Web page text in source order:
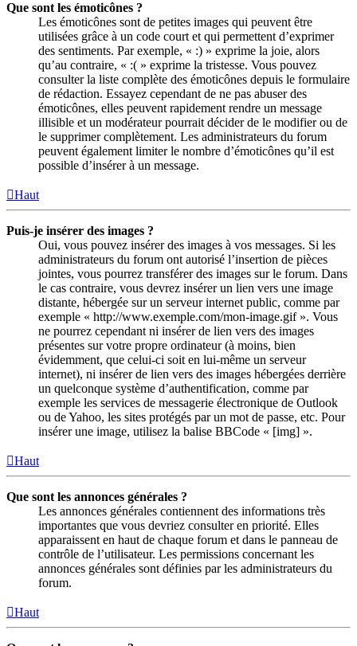
Que sont les émoticônes ?
Les émoticônes sont de petites images qui peuvent être
utilisées grâce à un code court et qui permettent d’exprimer
des sentiments. Par exemple, « :) » exprime la joie, alors
qu’au contraire, « :( » exprime la tristesse. Vous pouvez
consulter la liste complète des émoticônes depuis le formulaire
de rédaction. Essayez cependant de ne pas abuser des
émoticônes, elles peuvent rapidement rendre un message
illisible et un modérateur pourrait décider de le modifier ou de
le supprimer complètement. Les administrateurs du forum
peuvent également limiter le nombre d’émoticônes qu’il est
possible d’insérer à un message.
Haut
Puis-je insérer des images ?
Oui, vous pouvez insérer des images à vos messages. Si les
administrateurs du forum ont autorisé l’insertion de pièces
jointes, vous pourrez transférer des images sur le forum. Dans
le cas contraire, vous devrez insérer un lien vers une image
distante, hébergée sur un serveur internet public, comme par
exemple « http://www.exemple.com/mon-image.gif ». Vous
ne pourrez cependant ni insérer de lien vers des images
présentes sur votre propre ordinateur (à moins, bien
évidemment, que celui-ci soit en lui-même un serveur
internet), ni insérer de lien vers des images hébergées derrière
un quelconque système d’authentification, comme par
exemple les services de messagerie électronique de Outlook
ou de Yahoo, les sites protégés par un mot de passe, etc. Pour
insérer une image, utilisez la balise BBCode « [img] ».
Haut
Que sont les annonces générales ?
Les annonces générales contiennent des informations très
importantes que vous devriez consulter en priorité. Elles
apparaissent en haut de chaque forum et dans le panneau de
contrôle de l’utilisateur. Les permissions concernant les
annonces générales sont définies par les administrateurs du
forum.
Haut